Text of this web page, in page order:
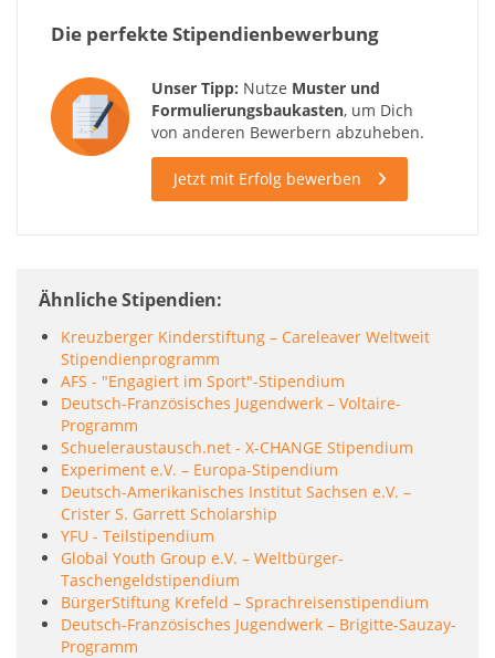
Die perfekte Stipendienbewerbung
Unser Tipp: Nutze Muster und
Formulierungsbaukasten, um Dich
von anderen Bewerbern abzuheben.
Jetzt mit Erfolg bewerben
Ähnliche Stipendien
Kreuzberger Kinderstiftung – Careleaver Weltweit
Stipendienprogramm
AFS - "Engagiert im Sport"-Stipendium
Deutsch-Französisches Jugendwerk – Voltaire-
Programm
Schueleraustausch.net - X-CHANGE Stipendium
Experiment e.V. – Europa-Stipendium
Deutsch-Amerikanisches Institut Sachsen e.V. –
Crister S. Garrett Scholarship
YFU - Teilstipendium
Global Youth Group e.V. – Weltbürger-
Taschengeldstipendium
BürgerStiftung Krefeld – Sprachreisenstipendium
Deutsch-Französisches Jugendwerk – Brigitte-Sauzay-
Programm